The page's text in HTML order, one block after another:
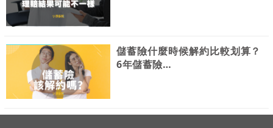
儲蓄險什麼時候解約比較划算？
6年儲蓄險…